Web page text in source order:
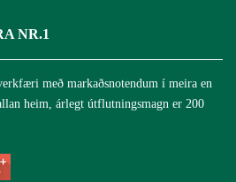
NR.1
með markaðsnotendum í meira en
heim, árlegt útflutningsmagn er 200